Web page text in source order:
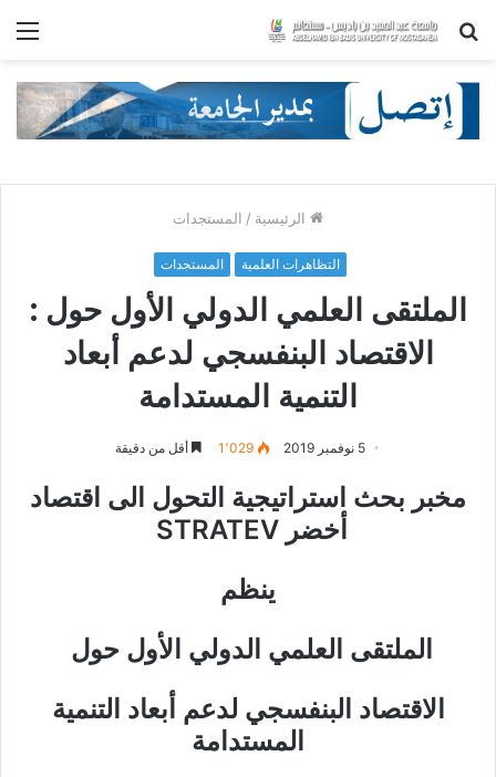
بحث
الرئيسية / المستجدات
التظاهرات العلمية المستجدات
الملتقى العلمي الدولي الأول حول :
الاقتصاد البنفسجي لدعم أبعاد
التنمية المستدامة
5 نوفمبر 2019 1٬029 أقل من دقيقة
مخبر بحث استراتيجية التحول الى اقتصاد
أخضر STRATEV
ينظم
الملتقى العلمي الدولي الأول حول
الاقتصاد البنفسجي لدعم أبعاد التنمية
المستدامة